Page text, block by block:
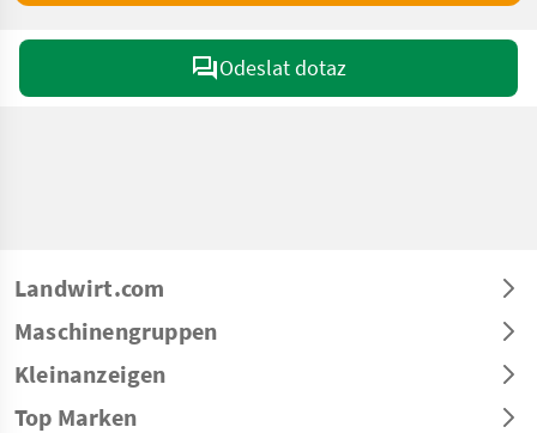
Odeslat dotaz
Landwirt.com
Maschinengruppen
Kleinanzeigen
Top Marken